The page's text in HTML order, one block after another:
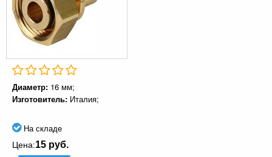
Диаметр: 16 мм;
Изготовитель: Италия;
На складе
Цена:15 руб.